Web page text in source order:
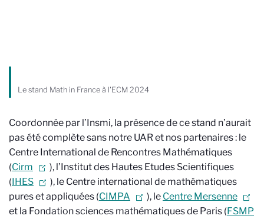
Le stand Math in France à l'ECM 2024
Coordonnée par l’Insmi, la présence de ce stand n’aurait
pas été complète sans notre UAR et nos partenaires : le
Centre International de Rencontres Mathématiques
(Cirm
), l’Institut des Hautes Etudes Scientifiques
(IHES
), le Centre international de mathématiques
pures et appliquées (CIMPA ), le Centre Mersenne
et la Fondation sciences mathématiques de Paris (FSMP